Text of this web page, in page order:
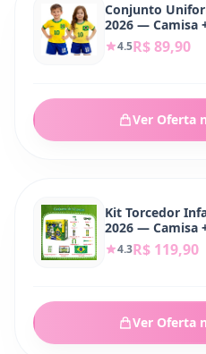
Conjunto
2026 — Camisa
4.5R$ 89,90
Ver Oferta
Kit Torcedor
2026 — Camisa
4.3R$ 119,90
Ver Oferta